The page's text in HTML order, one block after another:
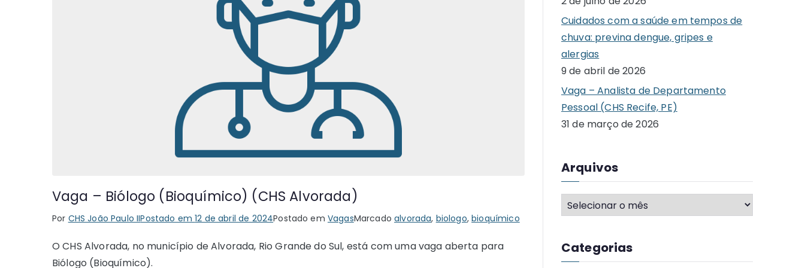
Vaga – Biólogo (Bioquímico) (CHS Alvorada)
Por CHS João Paulo IIPostado em12 de abril de 2024Postado em VagasMarcadoalvorada, biologo,bioquímico
O CHS Alvorada, no município de Alvorada, Rio Grande do Sul, está com uma vaga aberta para
Biólogo (Bioquímico).
Cuidados com a saúde em tempos de
chuva: previna dengue, gripes e
alergias
9 de abril de 2026
Vaga – Analista de Departamento
Pessoal (CHS Recife, PE)
31 de março de 2026
Arquivos
A
r
u
Categorias